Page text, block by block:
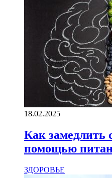
18.02.2025
Как замедлить
помощью
ЗДОРОВЬЕ